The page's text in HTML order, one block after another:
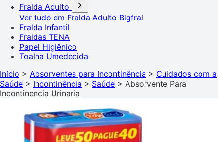
Fralda Adulto
Ver tudo em Fralda Adulto Bigfral
Fralda Infantil
Fraldas TENA
Papel Higiênico
Toalha Umedecida
Início > Absorventes para Incontinência > Cuidados com a
Saúde > Incontinência > Saúde > Absorvente Para
Incontinencia Urinaria